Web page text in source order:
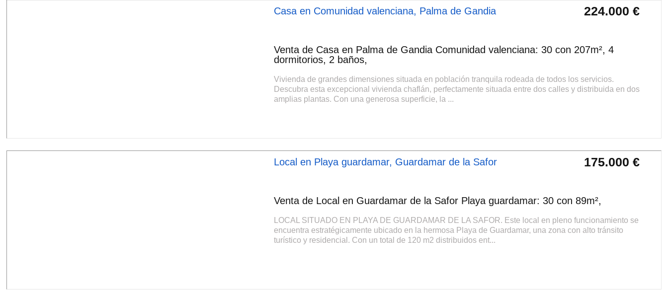
Casa en Comunidad valenciana, Palma de Gandia 224.000 €
Venta de Casa en Palma de Gandia Comunidad valenciana: 30 con 207m², 4
dormitorios, 2 baños,
Vivienda de grandes dimensiones situada en población tranquila rodeada de todos los servicios.
Descubra esta excepcional vivienda chaflán, perfectamente situada entre dos calles y distribuida en dos
amplias plantas. Con una generosa superficie, la ...
Local en Playa guardamar, Guardamar de la Safor 175.000 €
Venta de Local en Guardamar de la Safor Playa guardamar: 30 con 89m²,
LOCAL SITUADO EN PLAYA DE GUARDAMAR DE LA SAFOR. Este local en pleno funcionamiento se
encuentra estratégicamente ubicado en la hermosa Playa de Guardamar, una zona con alto tránsito
turístico y residencial. Con un total de 120 m2 distribuidos ent...